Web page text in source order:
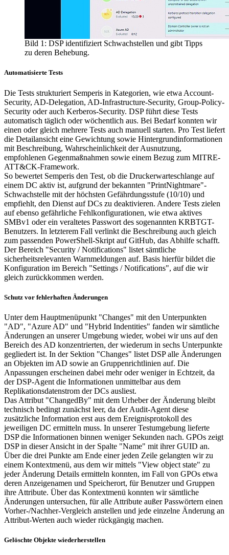
Bild 1: DSP identifiziert Schwachstellen und gibt Tipps
zu deren Behebung.
Automatisierte Tests
Die Tests strukturiert Semperis in Kategorien, wie etwa Account-
Security, AD-Delegation, AD-Infrastructure-Security, Group-Policy-
Security oder auch Kerberos-Security. DSP führt diese Tests
automatisch täglich oder wöchentlich aus. Bei Bedarf konnten wir
einen oder gleich mehrere Tests auch manuell starten. Pro Test liefert
die Detailansicht eine Gewichtung sowie Hintergrundinformationen
mit Beschreibung, Wahrscheinlichkeit der Ausnutzung,
empfohlenen Gegenmaßnahmen sowie einem Bezug zum MITRE-
ATT&CK-Framework.
So bewertet Semperis den Test, ob die Druckerwarteschlange auf
einem DC aktiv ist, aufgrund der bekannten "PrintNightmare"-
Schwachstelle mit der höchsten Gefährdungsstufe (10/10) und
empfiehlt, den Dienst auf DCs zu deaktivieren. Andere Tests zielen
auf ebenso gefährliche Fehlkonfigurationen, wie etwa aktives
SMBv1 oder ein veraltetes Passwort des sogenannten KRBTGT-
Benutzers. In letzterem Fall verlinkt die Beschreibung auch gleich
zum passenden PowerShell-Skript auf GitHub, das Abhilfe schafft.
Der Bereich "Security / Notifications" listet sämtliche
sicherheitsrelevanten Warnmeldungen auf. Basis hierfür bildet die
Konfiguration im Bereich "Settings / Notifications", auf die wir
gleich zurückkommen werden.
Schutz vor fehlerhaften Änderungen
Unter dem Hauptmenüpunkt "Changes" mit den Unterpunkten
"AD", "Azure AD" und "Hybrid Indentities" fanden wir sämtliche
Änderungen an unserer Umgebung wieder, wobei wir uns auf den
Bereich des AD konzentrierten, der wiederum in sechs Unterpunkte
gegliedert ist. In der Sektion "Changes" listet DSP alle Änderungen
an Objekten im AD sowie an Gruppenrichtlinien auf. Die
Anpassungen erscheinen dabei mehr oder weniger in Echtzeit, da
der DSP-Agent die Informationen unmittelbar aus dem
Replikationsdatenstrom der DCs ausliest.
Das Attribut "ChangedBy" mit dem Urheber der Änderung bleibt
technisch bedingt zunächst leer, da der Audit-Agent diese
zusätzliche Information erst aus dem Ereignisprotokoll des
jeweiligen DC ermitteln muss. In unserer Testumgebung lieferte
DSP die Informationen binnen weniger Sekunden nach. GPOs zeigt
DSP in dieser Ansicht in der Spalte "Name" mit ihrer GUID an.
Über die drei Punkte am Ende einer jeden Zeile gelangten wir zu
einem Kontextmenü, aus dem wir mittels "View object state" zu
jeder Änderung Details ermitteln konnten, im Fall von GPOs etwa
deren Anzeigenamen und Speicherort, für Benutzer und Gruppen
ihre Attribute. Über das Kontextmenü konnten wir sämtliche
Änderungen untersuchen, für alle Attribute außer Passwörtern einen
Vorher-/Nachher-Vergleich anstellen und jede einzelne Änderung an
Attribut-Werten auch wieder rückgängig machen.
Gelöschte Objekte wiederherstellen